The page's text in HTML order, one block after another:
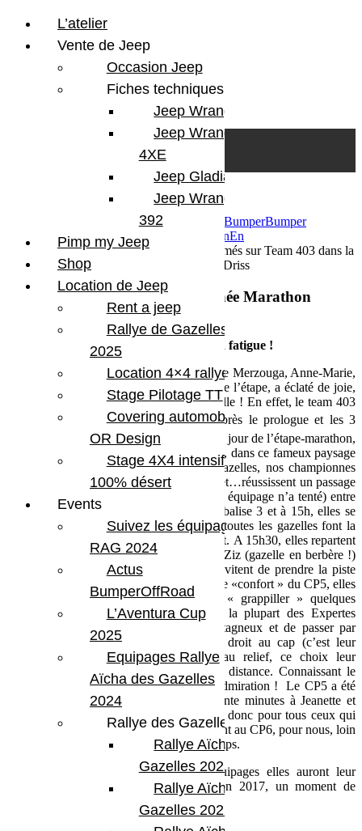
Par Martial BumperOffroad BumperBumper
Bumper OffRoad|Jeep CompétitionEn
JeepSportVoyage Commentaires fermés sur Team 403 dans la
première journée Marathon Nejjack-OuladDriss
Team 403 dans la première journée Marathon
Nejjack-OuladDriss
Une étape marathon où il faut oublier la fatigue !
Hier soir à l’arrivée de l’étape des dunes de Merzouga, Anne-Marie,
en consultant le tableau des classements de l’étape, a éclaté de joie,
tapant dans ses mains comme une petite fille ! En effet, le team 403
est toujours 1
au classement général après le prologue et les 3
premières étapes. Bravo ! Aujourd’hui, 1
jour de l’étape-marathon,
après un parcours sans faute jusqu’au CP1, dans ce fameux paysage
d’herbes à chameaux tant redouté des gazelles, nos championnes
continuent de ne rien lâcher. Elles tentent et…réussissent un passage
improbable par des arêtes (qu’aucun autre équipage n’a tenté) entre
les CP 1 et 2. A 13h30, elles pointent la balise 3 et à 15h, elles se
trouvent au CP4, à l’entrée de Taouz où toutes les gazelles font la
queue pour leur ravitaillement en carburant. A 15h30, elles repartent
direction sud-ouest, afin de longer l’oued Ziz (gazelle en berbère !)
tout en évitant de s’y enliser. Puis elles évitent de prendre la piste
d’Ouzina qui les rapprocherait avec plus de «confort » du CP5, elles
préfèrent « coller » la montagne pour « grappiller » quelques
centaines de mètres. Ensuite, alors que la plupart des Expertes
choisissent de contourner le massif montagneux et de passer par
Ouzina, nos favorites ont choisi d’aller droit au cap (c’est leur
spécialité), malgré les difficultés liées au relief, ce choix leur
permettant une fois encore de gagner en distance. Connaissant le
terrain, cette stratégie mérite toute notre admiration ! Le CP5 a été
pointé à 18h30, il ne restait plus que trente minutes à Jeanette et
Anne-Marie pour pointer le CP6, suspens donc pour tous ceux qui
suivent le team 403 ! A 19h pile elles étaient au CP6, pour nous, loin
du terrain, la balise a bien été pointée à temps.
Ce soir en compagnie de plusieurs équipages elles auront leur
première soirée hors bivouac de l’édition 2017, un moment de
L’atelier
Vente de Jeep
Occasion Jeep
Fiches techniques
Jeep Wrangler JL
Jeep Wrangler
4XE
Jeep Gladiator
Jeep Wrangler V8
392
Pimp my Jeep
Shop
Location de Jeep
Rent a jeep
Rallye de Gazelles
2025
Location 4×4 rallye
Stage Pilotage TT
Covering automobile –
OR Design
Stage 4X4 intensif
100% désert
Events
Suivez les équipages
RAG 2024
Actus
BumperOffRoad
L’Aventura Cup
2025
Equipages Rallye
Aïcha des Gazelles
2024
Rallye des Gazelles
Rallye Aïcha des
Gazelles 2023
Rallye Aïcha des
Gazelles 2022